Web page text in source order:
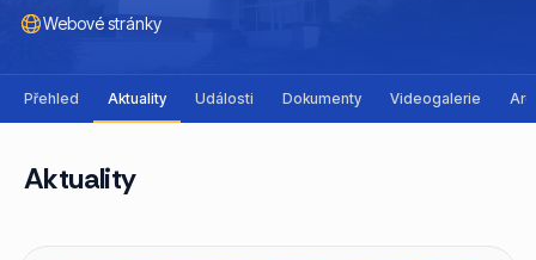
Webové stránky
Přehled Aktuality Události Dokumenty Videogalerie
Aktuality